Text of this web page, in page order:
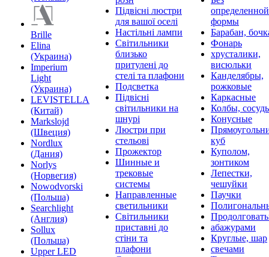
Brille
Elina
(Украина)
Imperium
Light
(Украина)
LEVISTELLA
(Китай)
Markslojd
(Швеция)
Nordlux
(Дания)
Norlys
(Норвегия)
Nowodvorski
(Польша)
Searchlight
(Англия)
Sollux
(Польша)
Upper LED
Підвісні люстри
для вашої оселі
Настільні лампи
Світильники
близько
притулені до
стелі та плафони
Подсветка
Підвісні
світильники на
шнурі
Люстри при
стельові
Прожектор
Шинные и
трековые
системы
Направленные
светильники
Світильники
приставні до
стіни та
плафони
определенной
формы
Барабан,
Фонарь
хрусталики,
висюльки
Канделябры,
рожковые
Каркасные
Колбы,
Конусные
куб
Куполом,
зонтиком
Лепестки,
чешуйки
Паучки
абажурами
Круглые, шар
свечами